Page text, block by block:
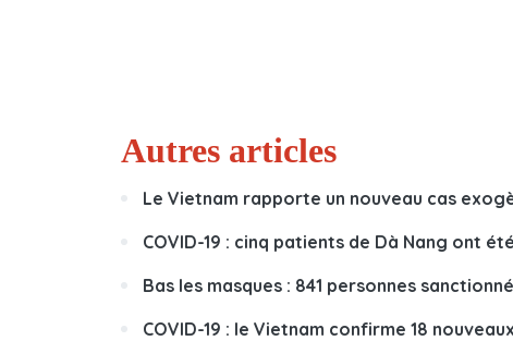
Autres articles
Le Vietnam rapporte un nouveau cas
COVID-19 : cinq patients de Dà Nang ont
Bas les masques : 841 personnes
COVID-19 : le Vietnam confirme 18